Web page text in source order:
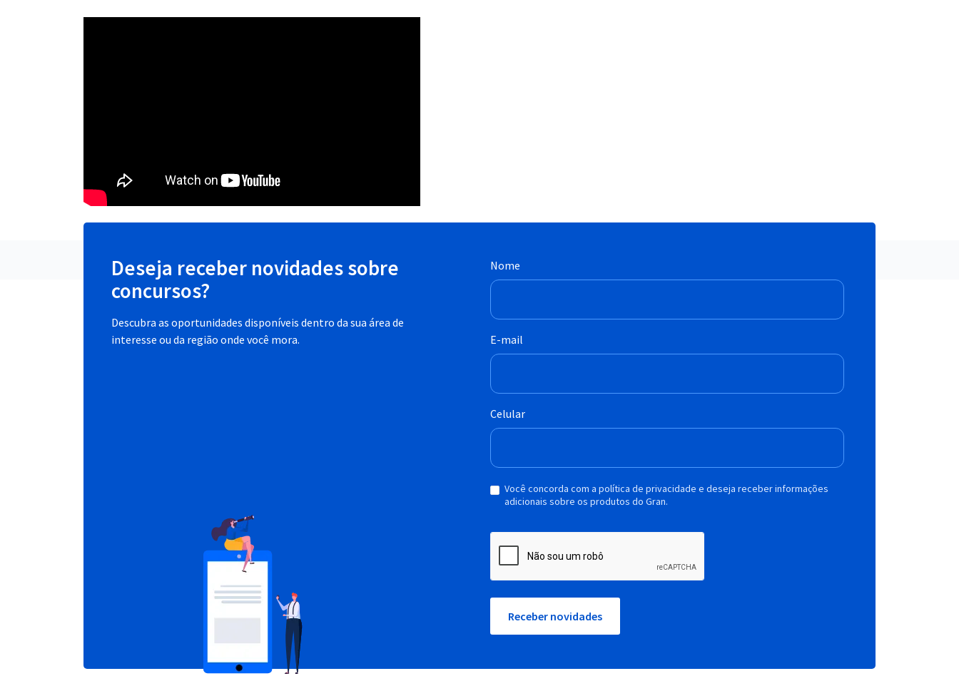
Deseja receber novidades sobre
concursos?
Descubra as oportunidades disponíveis dentro da sua área de
interesse ou da região onde você mora.
Nome
E-mail
Celular
Você concorda com a política de privacidade e deseja receber informações
adicionais sobre os produtos do Gran.
Receber novidades